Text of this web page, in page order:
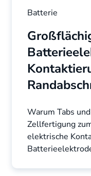
Batterie
Warum Tabs
Zellfertigung
elektrische